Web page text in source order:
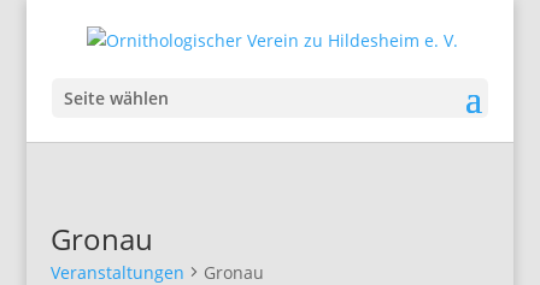
Seite wählen
Gronau
Veranstaltungen Gronau